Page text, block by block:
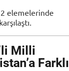
elemelerinde
Milli
Farklı